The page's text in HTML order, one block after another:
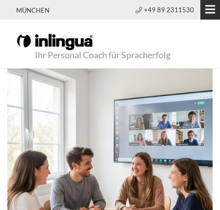
MÜNCHEN +49 89 2311530
Ihr Personal Coach für Spracherfolg